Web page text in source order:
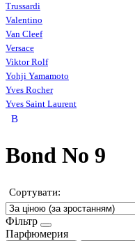
Trussardi
Valentino
Van Cleef
Versace
Viktor Rolf
Yohji Yamamoto
Yves Rocher
Yves Saint Laurent
B
Bond No 9
Сортувати:
Фільтр
Парфюмерия